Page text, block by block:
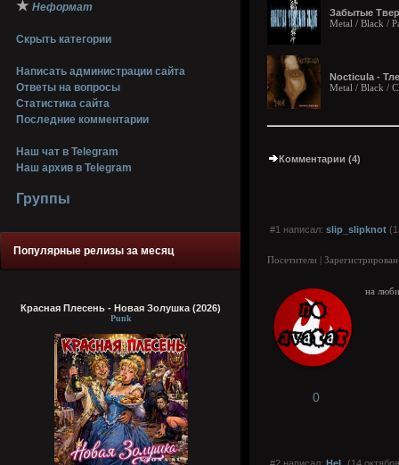
★ Неформат
Скрыть категории
Написать администрации сайта
Ответы на вопросы
Статистика сайта
Последние комментарии
Наш чат в Telegram
Наш архив в Telegram
Группы
Популярные релизы за месяц
Красная Плесень - Новая Золушка (2026)
Punk
Забытые
Metal / Black /
Nocticula -
Metal / Black /
Комментарии (4)
#1 написал: slip_slipknot
Посетители |
на
0